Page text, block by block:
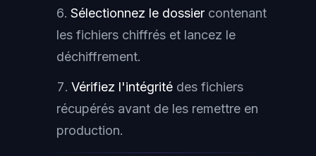
Sélectionnez le dossier contenant
les fichiers chiffrés et lancez le
déchiffrement.
Vérifiez l'intégrité des fichiers
récupérés avant de les remettre en
production.